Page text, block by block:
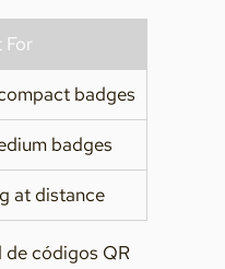
For
badges
badges
at distance
de códigos QR